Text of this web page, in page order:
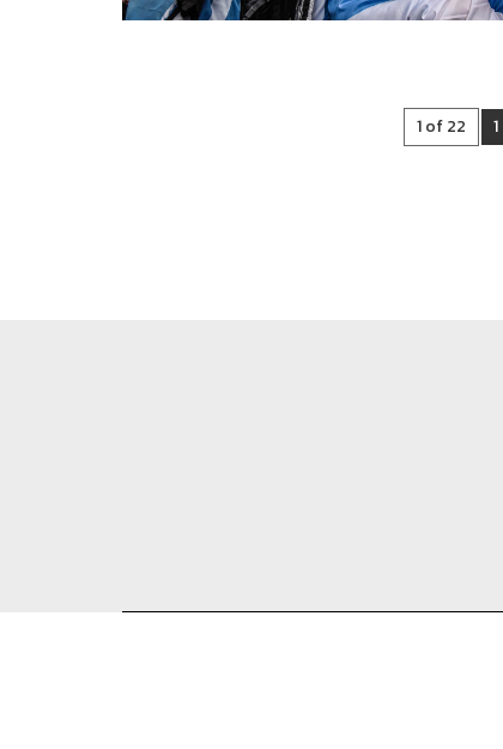
1 of 22 1